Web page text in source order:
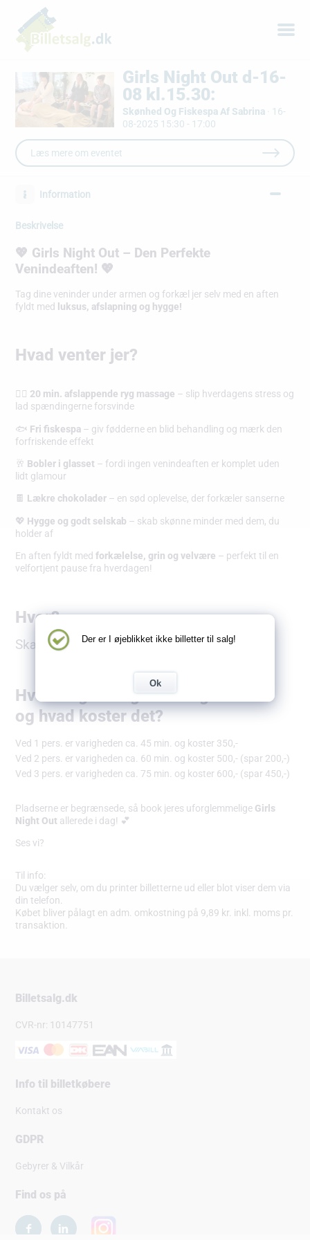
Girls Night Out d-16-
08 kl.15.30:
Skønhed Og Fiskespa Af Sabrina · 16-
08-2025 15:30 - 17:00
Læs mere om eventet
Information
Beskrivelse
💖 Girls Night Out – Den Perfekte
Venindeaften! 💖
Tag dine veninder under armen og forkæl jer selv med en aften
fyldt med luksus, afslapning og hygge!
Hvad venter jer?
💆‍♀️ 20 min. afslappende ryg massage – slip hverdagens stress og
lad spændingerne forsvinde
🐟 Fri fiskespa – giv fødderne en blid behandling og mærk den
forfriskende effekt
🥂 Bobler i glasset – fordi ingen venindeaften er komplet uden
lidt glamour
🍫 Lækre chokolader – en sød oplevelse, der forkæler sanserne
💖 Hygge og godt selskab – skab skønne minder med dem, du
holder af
En aften fyldt medforkælelse, grin og velvære – perfekt til en
velfortjent pause fra hverdagen!
Hvor?
Skærgårdsparken 44, 8250 Egå
Hvor lang tid tager arrangementet
og hvad koster det?
Ved 1 pers. er varigheden ca. 45 min. og koster 350,-
Ved 2 pers. er varigheden ca. 60 min. og koster 500,- (spar 200,-)
Ved 3 pers. er varigheden ca. 75 min. og koster 600,- (spar 450,-)
Pladserne er begrænsede, så book jeres uforglemmelige Girls
Night Out allerede i dag! 💕
Ses vi?
Til info:
Du vælger selv, om du printer billetterne ud eller blot viser dem via
din telefon.
Købet bliver pålagt en adm. omkostning på 9,89 kr. inkl. moms pr.
transaktion.
Der er I øjeblikket ikke billetter til salg!
Ok
Billetsalg.dk
CVR-nr: 10147751
Info til billetkøbere
Kontakt os
GDPR
Gebyrer & Vilkår
Find os på